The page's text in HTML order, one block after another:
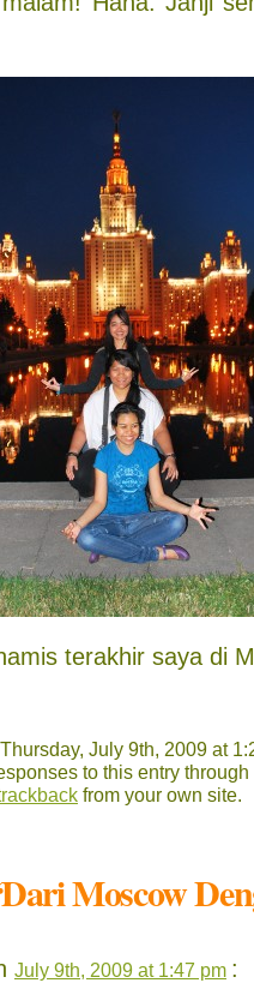
terakhir saya di
July 9th, 2009 at
to this entry
from your own site.
Moscow
July 9th, 2009 at 1:47 pm :